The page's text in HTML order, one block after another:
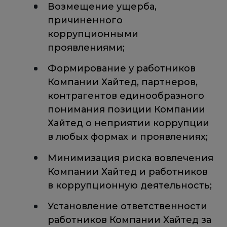
Возмещение ущерба,
причиненного
коррупционными
проявлениями;
Формирование у работников
Компании Хайтед, партнеров,
контрагентов единообразного
понимания позиции Компании
Хайтед о неприятии коррупции
в любых формах и проявлениях;
Минимизация риска вовлечения
Компании Хайтед и работников
в коррупционную деятельность;
Установление ответственности
работников Компании Хайтед за